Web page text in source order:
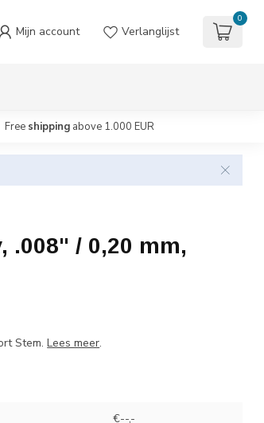
Mijn account Verlanglijst
0
Free shipping above 1.000 EUR
.008" / 0,20 mm,
Stem.Lees meer.
€--,-